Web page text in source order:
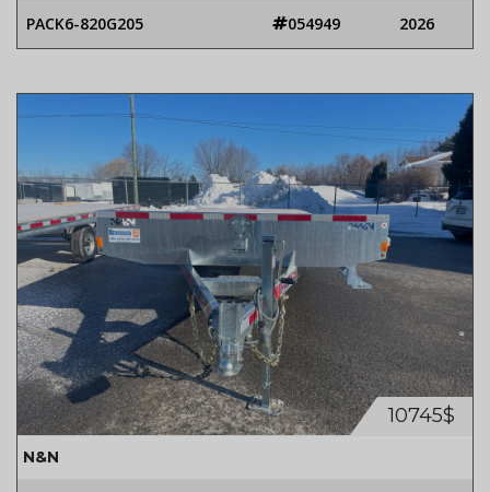
PACK6-820G205 054949 2026
10745$
N&N